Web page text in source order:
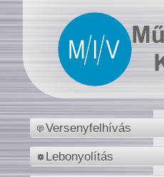
Versenyfelhívás
Lebonyolítás